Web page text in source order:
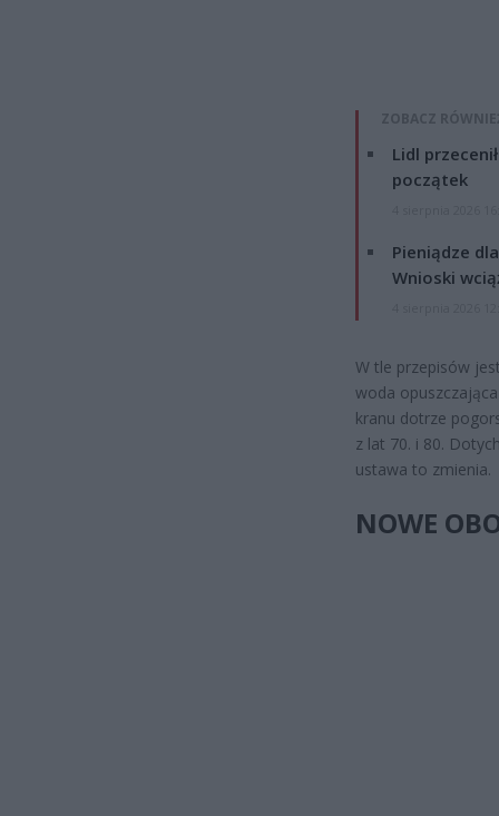
ZOBACZ
Lidl
początek
Pieniądze
Wnioski
W tle przepisów
woda
kranu dotrze
z lat 70. i 80.
ustawa to zmienia.
NOWE